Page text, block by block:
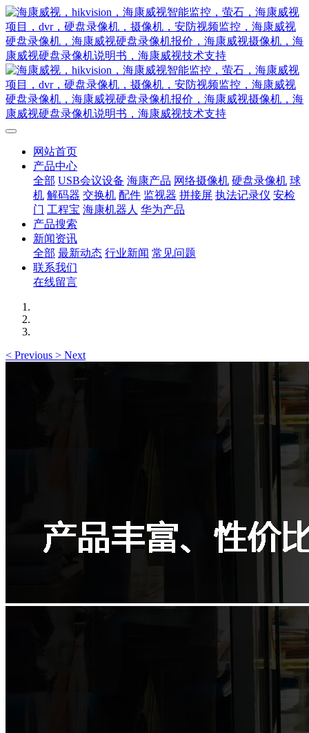
网站首页
产品中心
全部 USB会议设备 海康产品 网络摄像机 硬盘录像机 球
机 解码器 交换机 配件 监视器 拼接屏 执法记录仪 安检
门 工程宝 海康机器人 华为产品
产品搜索
新闻资讯
全部 最新动态 行业新闻 常见问题
联系我们
在线留言
< Previous > Next